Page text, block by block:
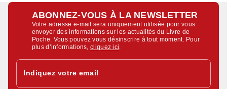
ABONNEZ-VOUS À LA NEWSLETTER
Votre adresse e-mail sera uniquement utilisée pour vous
envoyer des informations sur les actualités du Livre de
Poche. Vous pouvez vous désinscrire à tout moment. Pour
plus d’informations,cliquez ici
Indiquez votre email